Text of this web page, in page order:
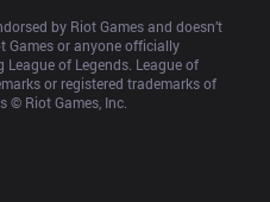
by Riot Games and doesn’t
Games or anyone officially
of Legends. League of
or registered trademarks of
© Riot Games, Inc.